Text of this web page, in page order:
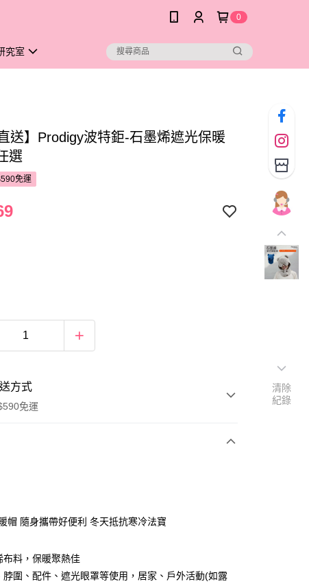
0
究室
送】Prodigy波特鉅-石墨烯遮光保暖
選
免運
方式
免運
帽 隨身攜帶好便利 冬天抵抗寒冷法寶
布料，保暖聚熱佳
脖圍、配件、遮光眼罩等使用，居家、戶外活動(如露
清除
紀錄